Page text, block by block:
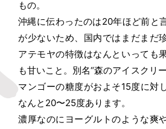
もの。
沖縄に伝わったのは20年ほど前と
が少ないため、国内ではまだまだ
アテモヤの特徴はなんといっても
も甘いこと。別名“森のアイスクリ
マンゴーの糖度がおよそ15度に対
なんと20〜25度あります。
濃厚なのにヨーグルトのような爽